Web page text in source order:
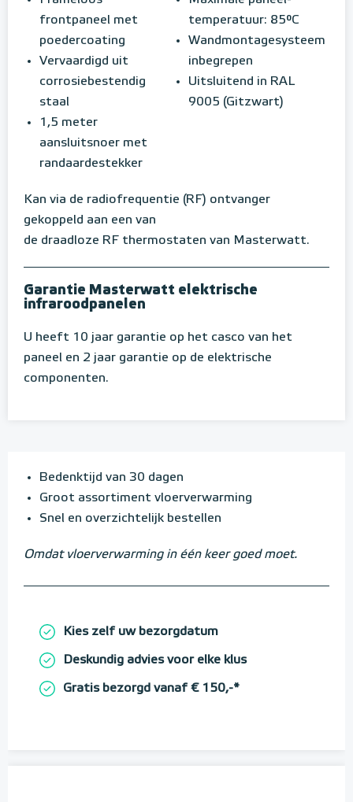
frontpaneel met
poedercoating
Vervaardigd uit
corrosiebestendig
staal
1,5 meter
aansluitsnoer met
randaardestekker
temperatuur: 85°C
Wandmontagesysteem
inbegrepen
Uitsluitend in RAL
9005 (Gitzwart)
Kan via de radiofrequentie (RF) ontvanger
gekoppeld aan een van
de draadloze RF thermostaten van Masterwatt.
Garantie Masterwatt elektrische
infraroodpanelen
U heeft 10 jaar garantie op het casco van het
paneel en 2 jaar garantie op de elektrische
componenten.
Bedenktijd van 30 dagen
Groot assortiment vloerverwarming
Snel en overzichtelijk bestellen
Omdat vloerverwarming in één keer goed moet.
Kies zelf uw bezorgdatum
Deskundig advies voor elke klus
Gratis bezorgd vanaf € 150,-*